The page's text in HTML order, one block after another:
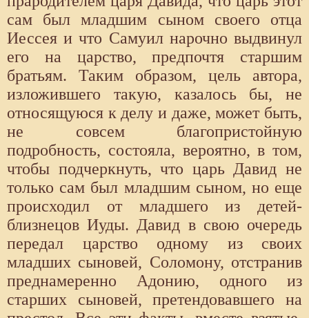
сам был младшим сыном своего отца
Иессея и что Самуил нарочно выдвинул
его на царство, предпочтя старшим
братьям. Таким образом, цель автора,
изложившего такую, казалось бы, не
относящуюся к делу и даже, может быть,
не совсем благопристойную
подробность, состояла, вероятно, в том,
чтобы подчеркнуть, что царь Давид не
только сам был младшим сыном, но еще
происходил от младшего из детей-
близнецов Иуды. Давид в свою очередь
передал царство одному из своих
младших сыновей, Соломону, отстранив
преднамеренно Адонию, одного из
старших сыновей, претендовавшего на